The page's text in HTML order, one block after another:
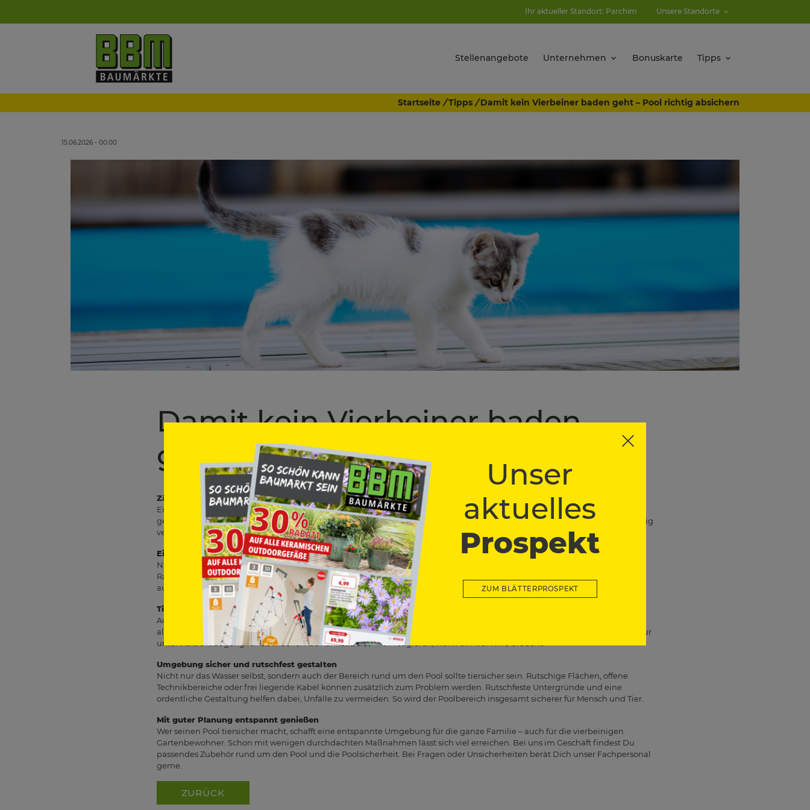
Unser
aktuelles
Prospekt
ZUM BLÄTTERPROSPEKT
Ihr aktueller Standort: Parchim Unsere Standorte
Stellenangebote Unternehmen Bonuskarte Tipps
Startseite / Tipps / Damit kein Vierbeiner baden geht – Pool richtig absichern
15.06.2026 - 00:00
Damit kein Vierbeiner baden
geht – Pool richtig absichern
Zäune und Abdeckungen schaffen Schutz
Eine der besten Lösungen ist eine sichere Umzäunung rund um den Pool. So können Tiere nicht unbemerkt ans Wasser
gelangen. Auch stabile Poolabdeckungen sind sinnvoll, wenn sie das Gewicht eines Tieres tragen und den Zugang zuverlässig
verhindern. Wichtig ist dabei, auf eine robuste und passende Ausführung zu achten.
Ein sicherer Ausstieg kann Leben retten
Nicht jedes Tier kann aus eigener Kraft gut aus dem Pool herauskommen. Deshalb kann eine flache Einstiegshilfe, eine
Rampe oder eine gut erreichbare Treppe sehr sinnvoll sein. So haben Tiere im Notfall die Möglichkeit, selbstständig wieder
aus dem Wasser zu gelangen. Gerade bei Hunden oder Wildtieren kann das im Ernstfall entscheidend sein.
Tiere am Pool nicht unbeaufsichtigt lassen
Auch wenn viele Haustiere Wasser gewohnt sind, sollten sie sich am Pool nicht unbeaufsichtigt aufhalten. Besonders junge,
alte oder unsichere Tiere können Gefahrensituationen oft nicht richtig einschätzen. Deshalb ist es besser, den Poolbereich nur
unter Aufsicht zugänglich zu machen. So kannst Du schnell reagieren, wenn ein Tier Hilfe braucht.
Umgebung sicher und rutschfest gestalten
Nicht nur das Wasser selbst, sondern auch der Bereich rund um den Pool sollte tiersicher sein. Rutschige Flächen, offene
Technikbereiche oder frei liegende Kabel können zusätzlich zum Problem werden. Rutschfeste Untergründe und eine
ordentliche Gestaltung helfen dabei, Unfälle zu vermeiden. So wird der Poolbereich insgesamt sicherer für Mensch und Tier.
Mit guter Planung entspannt genießen
Wer seinen Pool tiersicher macht, schafft eine entspannte Umgebung für die ganze Familie – auch für die vierbeinigen
Gartenbewohner. Schon mit wenigen durchdachten Maßnahmen lässt sich viel erreichen. Bei uns im Geschäft findest Du
passendes Zubehör rund um den Pool und die Poolsicherheit. Bei Fragen oder Unsicherheiten berät Dich unser Fachpersonal
gerne.
ZURÜCK